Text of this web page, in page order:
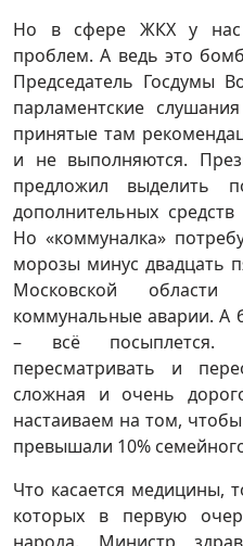
Но в сфере ЖКХ у нас
проблем. А ведь это
Председатель Госдумы
парламентские
принятые там
и не выполняются.
предложил выделить
дополнительных
Но «коммуналка»
морозы минус двадцать
Московской
коммунальные аварии. А
– всё посыплется.
пересматривать и
сложная и очень
настаиваем на том,
превышали 10%
Что касается медицины,
которых в первую